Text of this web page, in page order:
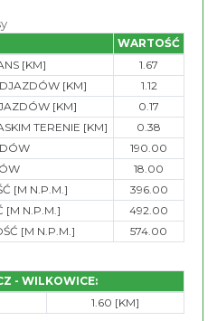
WARTOŚĆ
[KM]
1.67
[KM]
1.12
[KM]
0.17
TERENIE [KM]
0.38
190.00
18.00
[M N.P.M.]
396.00
[M N.P.M.]
492.00
[M N.P.M.]
574.00
- WILKOWICE:
1.60 [KM]